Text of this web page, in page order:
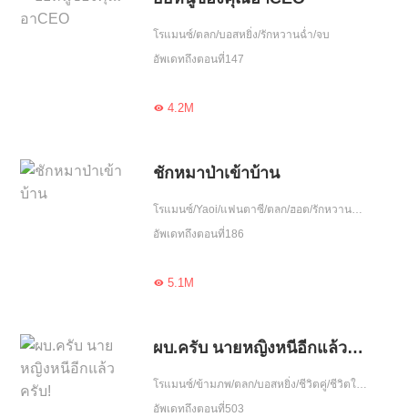
โรแมนซ์/ตลก/บอสหยิ่ง/รักหวานฉ่ำ/จบ
อัพเดทถึงตอนที่147
4.2M
ชักหมาป่าเข้าบ้าน
โรแมนซ์/Yaoi/แฟนตาซี/ตลก/ฮอต/รักหวานฉ่ำ/ขี้งอแง/เอาแต่ใจ/อบรม/ใจซื่อ
อัพเดทถึงตอนที่186
5.1M
ผบ.ครับ นายหญิงหนีอีกแล้วครับ!
โรแมนซ์/ข้ามภพ/ตลก/บอสหยิ่ง/ชีวิตคู่/ชีวิตในเมือง/ดราม่า/มิ้นก๊ก/ฮอต/รักเศร้า/โชคชะตา
อัพเดทถึงตอนที่503